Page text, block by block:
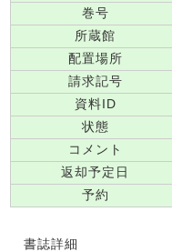
巻号
所蔵館
配置場所
請求記号
資料ID
状態
コメント
返却予定日
予約
書誌詳細